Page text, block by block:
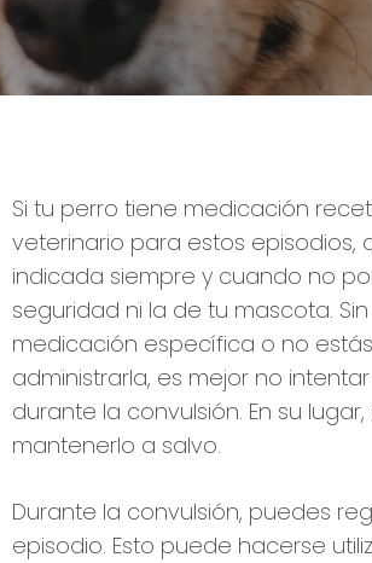
Si tu perro tiene medicación
veterinario para estos episodios,
indicada siempre y cuando no
seguridad ni la de tu mascota.
medicación específica o no
administrarla, es mejor no
durante la convulsión. En su
mantenerlo a salvo.
Durante la convulsión, puedes
episodio. Esto puede hacerse